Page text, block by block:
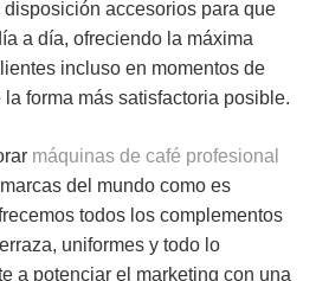
accesorios para que
a día, ofreciendo la máxima
incluso en momentos de
forma más satisfactoria posible.
máquinas de café profesional
del mundo como es
todos los complementos
uniformes y todo lo
a potenciar el marketing con una